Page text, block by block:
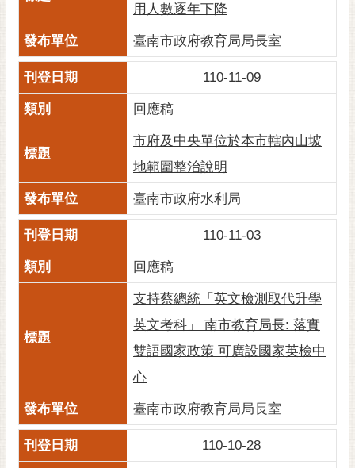
用人數逐年下降
臺南市政府教育局局長室
110-11-09
回應稿
市府及中央單位於本市轄內山坡
地範圍整治說明
臺南市政府水利局
110-11-03
回應稿
支持蔡總統「英文檢測取代升學
英文考科」 南市教育局長: 落實
雙語國家政策 可廣設國家英檢中
心
臺南市政府教育局局長室
110-10-28